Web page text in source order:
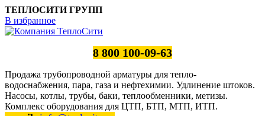
ТЕПЛОСИТИ ГРУПП
В избранное
8 800 100-09-63
Продажа трубопроводной арматуры для тепло-
водоснабжения, пара, газа и нефтехимии. Удлинение штоков.
Насосы, котлы, трубы, баки, теплообменники, метизы.
Комплекс оборудования для ЦТП, БТП, МТП, ИТП.